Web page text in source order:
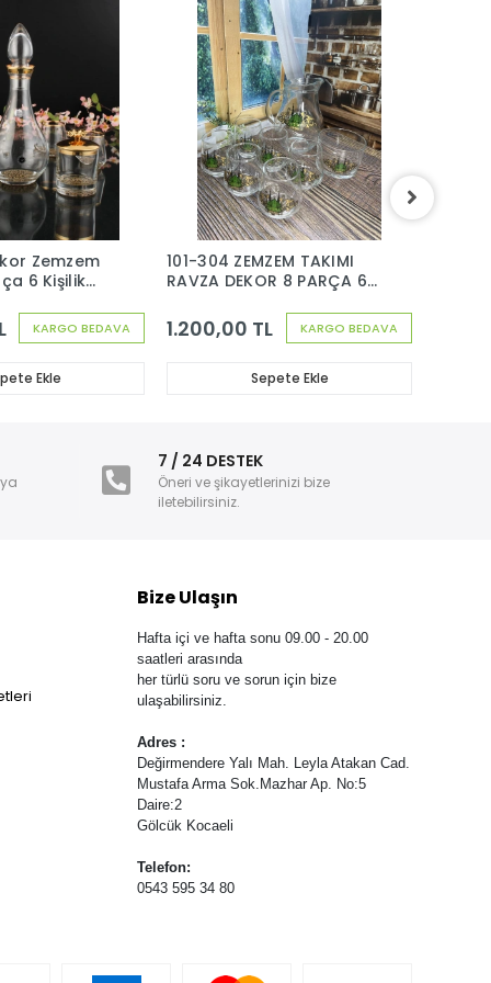
KARGO BEDAVA
Zemzem
6 Kişilik
Ekle
KARGO BEDAVA
101-304 ZEMZEM TAKIMI
RAVZA DEKOR 8 PARÇA 6
1.200,00 TL
Sepete Ekle
7 / 24 DESTEK
Öneri ve şikayetlerinizi bize
iletebilirsiniz.
Bize Ulaşın
Hafta içi ve hafta sonu 09.00 - 20.00
saatleri arasında
her türlü soru ve sorun için bize
ulaşabilirsiniz.
Adres :
Değirmendere Yalı Mah. Leyla Atakan Cad.
Mustafa Arma Sok.Mazhar Ap. No:5
Daire:2
Gölcük Kocaeli
Telefon:
0543 595 34 80